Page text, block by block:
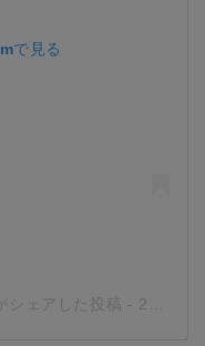
で見る
ェアした投稿 - 2019年10月月19日午後5時31分PDT